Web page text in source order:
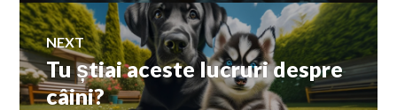
NEXT
Next
post:
Tu știai aceste lucruri despre
câini?